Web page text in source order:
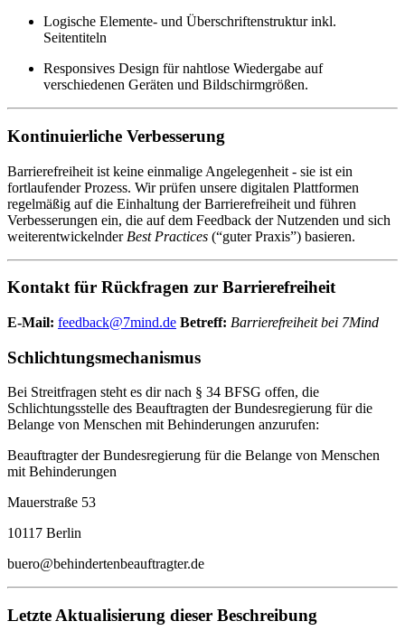
Logische Elemente- und Überschriftenstruktur inkl.
Seitentiteln
Responsives Design für nahtlose Wiedergabe auf
verschiedenen Geräten und Bildschirmgrößen.
Kontinuierliche Verbesserung
Barrierefreiheit ist keine einmalige Angelegenheit - sie ist ein
fortlaufender Prozess. Wir prüfen unsere digitalen Plattformen
regelmäßig auf die Einhaltung der Barrierefreiheit und führen
Verbesserungen ein, die auf dem Feedback der Nutzenden und sich
weiterentwickelnder Best Practices (“guter Praxis”) basieren.
Kontakt für Rückfragen zur Barrierefreiheit
E-Mail: feedback@7mind.de Betreff: Barrierefreiheit bei 7Mind
Schlichtungsmechanismus
Bei Streitfragen steht es dir nach § 34 BFSG offen, die
Schlichtungsstelle des Beauftragten der Bundesregierung für die
Belange von Menschen mit Behinderungen anzurufen:
Beauftragter der Bundesregierung für die Belange von Menschen
mit Behinderungen
Mauerstraße 53
10117 Berlin
buero@behindertenbeauftragter.de
Letzte Aktualisierung dieser Beschreibung